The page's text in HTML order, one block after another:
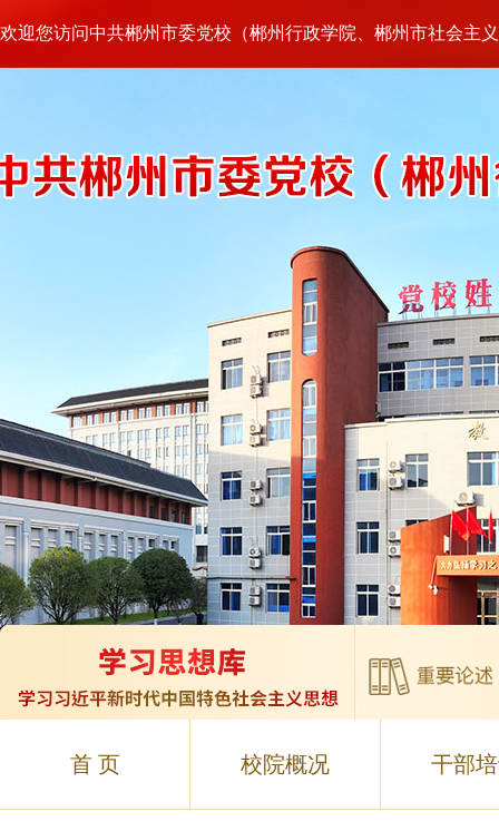
欢迎您访问中共郴州市委党校（郴州行政学院、郴州市社会主
首 页 校院概况 干部